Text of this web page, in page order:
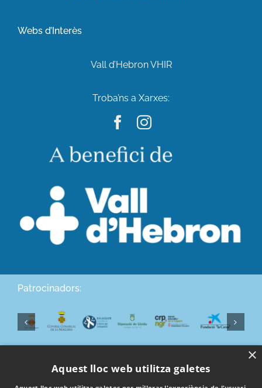
Webs d’Interès
Vall d’Hebron VHIR
Troba’ns a Xarxes:
Patrocinadors:
×
Aquest lloc web utilitza galetes